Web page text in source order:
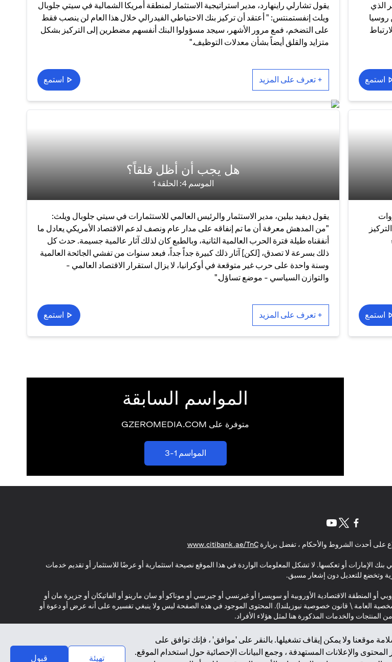
الذي
روسيا
استمع
يقول تشارلي راينهارد، مدير استراتيجية الاستثمار لمنطقة أمريكا الشمالية في سيتي جلوبال
ويلث إنفستمنتس: " أعتقد أن تركيز بنك الاحتياطي الفيدرالي خلال هذا العام لن ينصب فقط
على التضخم، فمع مرور الأشهر، سيجد مسؤولوا البنك أنفسهم مضطرين إلى التركيز بشكل
متزايد والقلق أيضاً بشأن معدلات التوظيف."
+ تعرف على المزيد استمع
التركيز
استمع
هل يجب أن أظل قلقاً؟
الموسم 4: الحلقة 1
يقول ديفيد بيلين، مدير الاستثمار والرئيس العالمي للاستثمارات في سيتي جلوبال ويلث:
"من المدهش معرفة أن ما تم إنفاقه على مدار عام ونصف لدعم الاقتصاد الأمريكي يعادل ما
أنفقناه طيلة فترة الحرب العالمية الثانية، وبالطبع كان لذلك آثار عالمية جسيمة. حدث كل
ذلك بسرعة لا تصدق، [لكن] آثار ذلك كبيرة جداً جداً، فبعد سنوات من تفشي الجائحة العالمية
وسنة واحدة على حرب غير متوقعة في أوكرانيا، لا يزال استقرار الاقتصاد العالمي -
والتوازن السياسي - موضع تساؤل."
+ تعرف على المزيد استمع
المواسم السابقة
متوفرة على GZEROMEDIA.COM
المواسم 1-3
موقعنا ولا يمكن إيقاف تشغيلها. بالنقر على 'موافق' ، فإنك توافق على
والإعلانات المستهدفة ، وجمع البيانات الإحصائية حول استخدام الموقع.
تهيئة قبول
على أحدث الشروط والأحكام ، تفضل بزيارةwww.citibank.ae/TnC
(opens in a new tab)
الإمارات أو تعكسها. لا تشكل المعلومات الواردة في هذا الموقع نصيحة استثمارية أو عرضًا للاستثمار أو تقديم خدمات
وتخضع للتعديل دون إشعار مسبق.
أو المنطقة الاقتصادية الأوروبية أو سويسرا أو غيرنسي أو جيرسي أو موناكو أو سان مارينو أو الفاتيكان أو جزيرة مان أو
الشخصية العامة \ قانون خصوصية نيوزيلندا). المحتوى الموجود في هذه الصفحة ليس ولا ينبغي تفسيره على أنه عرض أو دعوة أو
المنتجات والخدمات المذكورة هنا لمثل هؤلاء الأفراد.